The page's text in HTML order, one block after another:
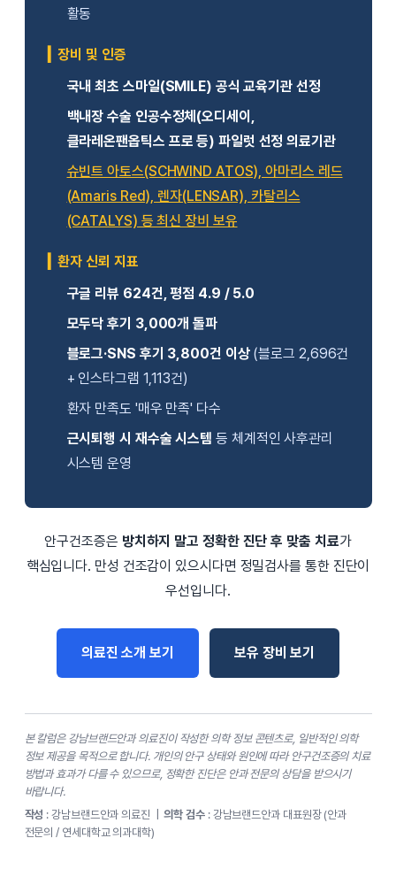
활동
▎장비 및 인증
국내 최초 스마일(SMILE) 공식 교육기관 선정
백내장 수술 인공수정체(오디세이,
클라레온팬옵틱스 프로 등) 파일럿 선정 의료기관
슈빈트 아토스(SCHWIND ATOS), 아마리스 레드
(Amaris Red), 렌자(LENSAR), 카탈리스
(CATALYS) 등 최신 장비 보유
▎환자 신뢰 지표
구글 리뷰 624건, 평점 4.9 / 5.0
모두닥 후기 3,000개 돌파
블로그·SNS 후기 3,800건 이상(블로그 2,696건
+ 인스타그램 1,113건)
환자 만족도 '매우 만족' 다수
근시퇴행 시 재수술 시스템 등 체계적인 사후관리
시스템 운영
안구건조증은 방치하지 말고 정확한 진단 후 맞춤 치료가
핵심입니다. 만성 건조감이 있으시다면 정밀검사를 통한 진단이
우선입니다.
의료진 소개 보기 보유 장비 보기
본 칼럼은 강남브랜드안과 의료진이 작성한 의학 정보 콘텐츠로, 일반적인 의학
정보 제공을 목적으로 합니다. 개인의 안구 상태와 원인에 따라 안구건조증의 치료
방법과 효과가 다를 수 있으므로, 정확한 진단은 안과 전문의 상담을 받으시기
바랍니다.
작성 : 강남브랜드안과 의료진 |의학 검수: 강남브랜드안과 대표원장 (안과
전문의 / 연세대학교 의과대학)